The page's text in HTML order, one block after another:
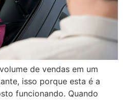
de vendas em um
isso porque esta é a
funcionando. Quando